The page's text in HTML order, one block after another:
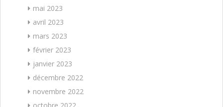
mai 2023
avril 2023
mars 2023
février 2023
janvier 2023
décembre 2022
novembre 2022